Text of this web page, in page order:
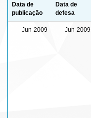
Data de
publicação
Data de
defesa
Jun-2009 Jun-2009